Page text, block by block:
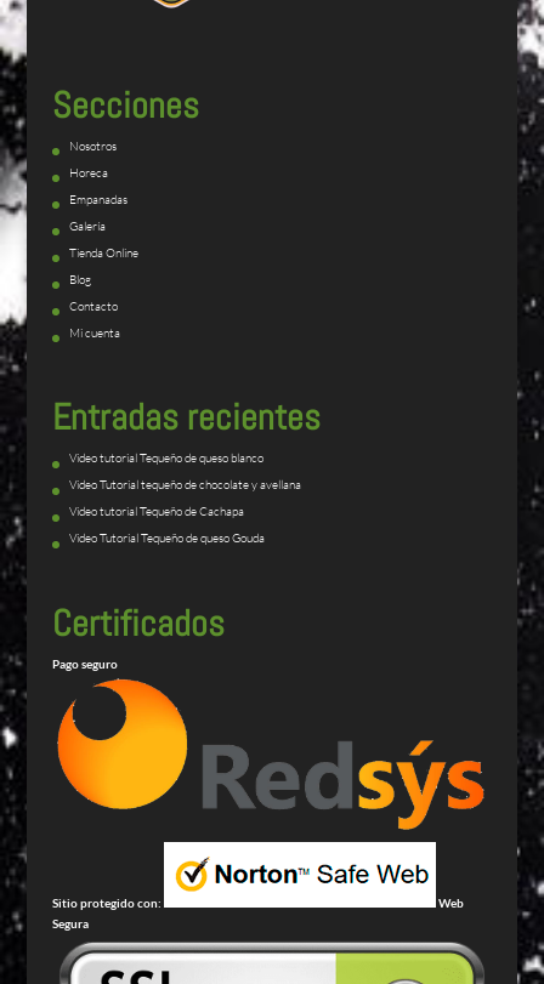
Secciones
Nosotros
Horeca
Empanadas
Galería
Tienda Online
Blog
Contacto
Mi cuenta
Entradas recientes
Video tutorial Tequeño de queso blanco
Video Tutorial tequeño de chocolate y avellana
Video tutorial Tequeño de Cachapa
Video Tutorial Tequeño de queso Gouda
Certificados
Pago seguro
Sitio protegido con:
Web
Segura